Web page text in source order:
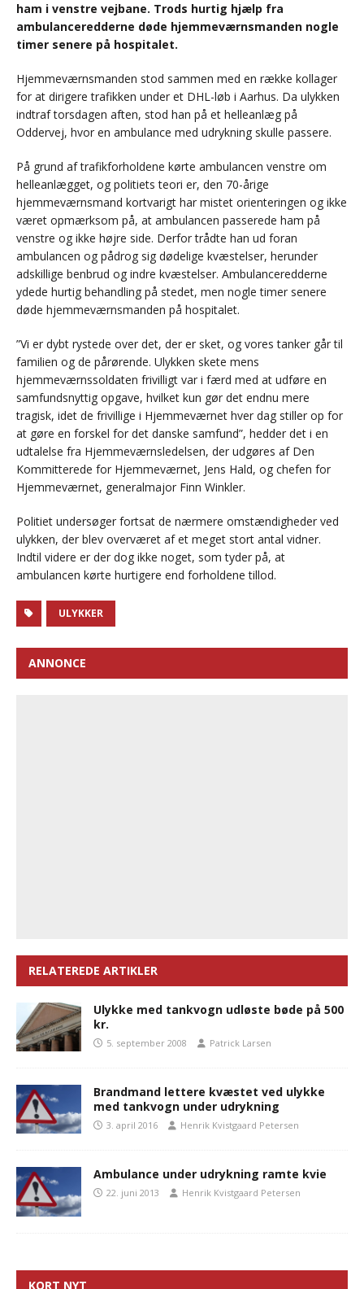
ham i venstre vejbane. Trods hurtig hjælp fra
ambulanceredderne døde hjemmeværnsmanden nogle
timer senere på hospitalet.
Hjemmeværnsmanden stod sammen med en række kollager
for at dirigere trafikken under et DHL-løb i Aarhus. Da ulykken
indtraf torsdagen aften, stod han på et helleanlæg på
Oddervej, hvor en ambulance med udrykning skulle passere.
På grund af trafikforholdene kørte ambulancen venstre om
helleanlægget, og politiets teori er, den 70-årige
hjemmeværnsmand kortvarigt har mistet orienteringen og ikke
været opmærksom på, at ambulancen passerede ham på
venstre og ikke højre side. Derfor trådte han ud foran
ambulancen og pådrog sig dødelige kvæstelser, herunder
adskillige benbrud og indre kvæstelser. Ambulanceredderne
ydede hurtig behandling på stedet, men nogle timer senere
døde hjemmeværnsmanden på hospitalet.
”Vi er dybt rystede over det, der er sket, og vores tanker går til
familien og de pårørende. Ulykken skete mens
hjemmeværnssoldaten frivilligt var i færd med at udføre en
samfundsnyttig opgave, hvilket kun gør det endnu mere
tragisk, idet de frivillige i Hjemmeværnet hver dag stiller op for
at gøre en forskel for det danske samfund”, hedder det i en
udtalelse fra Hjemmeværnsledelsen, der udgøres af Den
Kommitterede for Hjemmeværnet, Jens Hald, og chefen for
Hjemmeværnet, generalmajor Finn Winkler.
Politiet undersøger fortsat de nærmere omstændigheder ved
ulykken, der blev overværet af et meget stort antal vidner.
Indtil videre er der dog ikke noget, som tyder på, at
ambulancen kørte hurtigere end forholdene tillod.
ULYKKER
ANNONCE
RELATEREDE ARTIKLER
Ulykke med tankvogn udløste bøde på 500
kr.
5. september 2008 Patrick Larsen
Brandmand lettere kvæstet ved ulykke
med tankvogn under udrykning
3. april 2016 Henrik Kvistgaard Petersen
Ambulance under udrykning ramte kvie
22. juni 2013 Henrik Kvistgaard Petersen
KORT NYT